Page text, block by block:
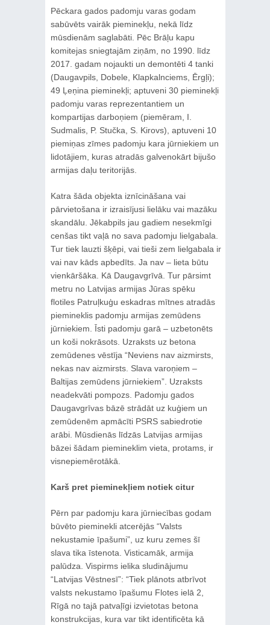
Pēckara gados padomju varas godam
sabūvēts vairāk pieminekļu, nekā līdz
mūsdienām saglabāti. Pēc Brāļu kapu
komitejas sniegtajām ziņām, no 1990. līdz
2017. gadam nojaukti un demontēti 4 tanki
(Daugavpils, Dobele, Klapkalnciems, Ērgļi);
49 Ļeņina pieminekļi; aptuveni 30 pieminekļi
padomju varas reprezentantiem un
kompartijas darboņiem (piemēram, I.
Sudmalis, P. Stučka, S. Kirovs), aptuveni 10
piemiņas zīmes padomju kara jūrniekiem un
lidotājiem, kuras atradās galvenokārt bijušo
armijas daļu teritorijās.
Katra šāda objekta iznīcināšana vai
pārvietošana ir izraisījusi lielāku vai mazāku
skandālu. Jēkabpils jau gadiem nesekmīgi
cenšas tikt vaļā no sava padomju lielgabala.
Tur tiek lauzti šķēpi, vai tieši zem lielgabala ir
vai nav kāds apbedīts. Ja nav – lieta būtu
vienkāršāka. Kā Daugavgrīvā. Tur pārsimt
metru no Latvijas armijas Jūras spēku
flotiles Patruļkuģu eskadras mītnes atradās
piemineklis padomju armijas zemūdens
jūrniekiem. Īsti padomju garā – uzbetonēts
un koši nokrāsots. Uzraksts uz betona
zemūdenes vēstīja “Neviens nav aizmirsts,
nekas nav aizmirsts. Slava varoņiem –
Baltijas zemūdens jūrniekiem”. Uzraksts
neadekvāti pompozs. Padomju gados
Daugavgrīvas bāzē strādāt uz kuģiem un
zemūdenēm apmācīti PSRS sabiedrotie
arābi. Mūsdienās līdzās Latvijas armijas
bāzei šādam piemineklim vieta, protams, ir
visnepiemērotākā.
Karš pret pieminekļiem notiek citur
Pērn par padomju kara jūrniecības godam
būvēto pieminekli atcerējās “Valsts
nekustamie īpašumi”, uz kuru zemes šī
slava tika īstenota. Visticamāk, armija
palūdza. Vispirms ielika sludinājumu
“Latvijas Vēstnesī”: “Tiek plānots atbrīvot
valsts nekustamo īpašumu Flotes ielā 2,
Rīgā no tajā patvaļīgi izvietotas betona
konstrukcijas, kura var tikt identificēta kā